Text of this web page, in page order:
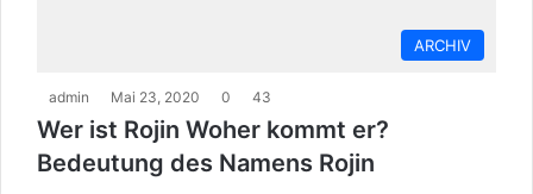
ARCHIV
admin Mai 23, 2020 0 43
Wer ist Rojin Woher kommt er?
Bedeutung des Namens Rojin